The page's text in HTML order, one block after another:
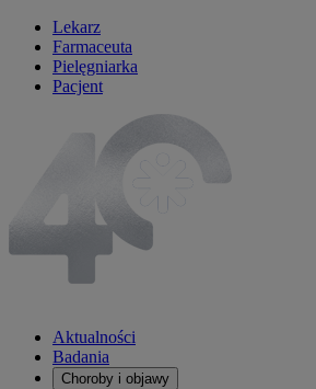
Lekarz
Farmaceuta
Pielęgniarka
Pacjent
Aktualności
Badania
Choroby i objawy